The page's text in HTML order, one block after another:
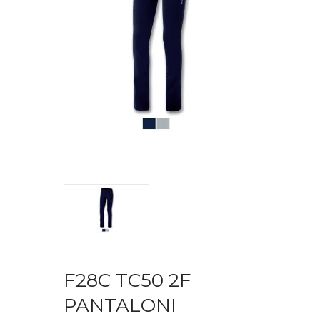
F28C TC50 2F
PANTALONI